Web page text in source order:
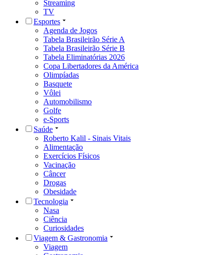
Streaming
TV
Esportes
Agenda de Jogos
Tabela Brasileirão Série A
Tabela Brasileirão Série B
Tabela Eliminatórias 2026
Copa Libertadores da América
Olimpíadas
Basquete
Vôlei
Automobilismo
Golfe
e-Sports
Saúde
Roberto Kalil - Sinais Vitais
Alimentação
Exercícios Físicos
Vacinação
Câncer
Drogas
Obesidade
Tecnologia
Nasa
Ciência
Curiosidades
Viagem & Gastronomia
Viagem